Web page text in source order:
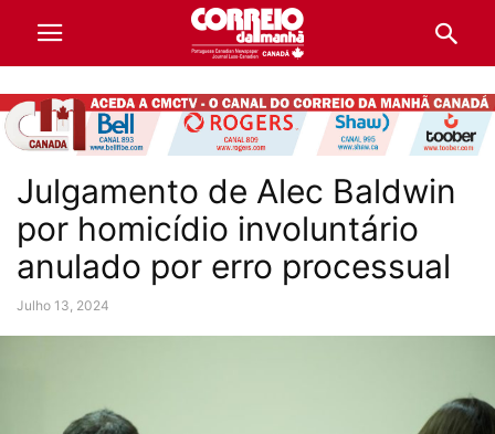
Julgamento de Alec Baldwin
por homicídio involuntário
anulado por erro processual
Julho 13, 2024